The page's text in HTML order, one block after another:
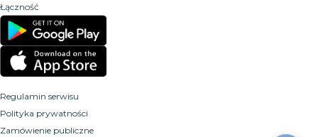
Łączność
Regulamin serwisu
Polityka prywatności
Zamówienie publiczne